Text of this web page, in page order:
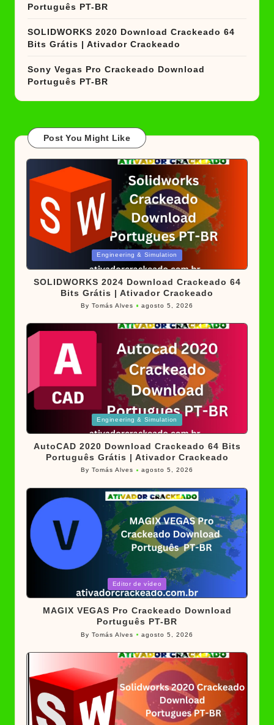
Português PT-BR
SOLIDWORKS 2020 Download Crackeado 64
Bits Grátis | Ativador Crackeado
Sony Vegas Pro Crackeado Download
Português PT-BR
Post You Might Like
in
Engineering & Simulation
SOLIDWORKS 2024 Download Crackeado 64
Bits Grátis | Ativador Crackeado
Posted
ByTomás Alves agosto 5, 2026
in
Engineering & Simulation
AutoCAD 2020 Download Crackeado 64 Bits
Português Grátis | Ativador Crackeado
Posted
ByTomás Alves agosto 5, 2026
in
Editor de vídeo
MAGIX VEGAS Pro Crackeado Download
Português PT-BR
Posted
ByTomás Alves agosto 5, 2026